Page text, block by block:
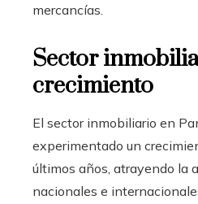
mercancías.
Sector
crecimiento
El sector inmobiliario en
experimentado un
últimos años, atrayendo la
nacionales e